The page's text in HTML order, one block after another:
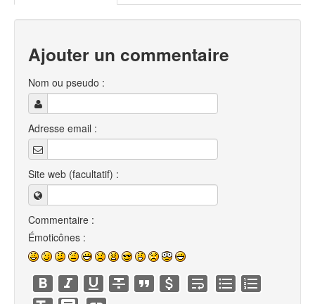
Ajouter un commentaire
Nom ou pseudo :
Adresse email :
Site web (facultatif) :
Commentaire :
Émoticônes :